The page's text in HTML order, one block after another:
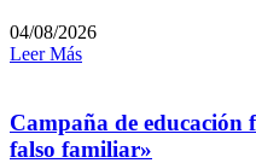
04/08/2026
Leer Más
Campaña de educación
falso familiar»